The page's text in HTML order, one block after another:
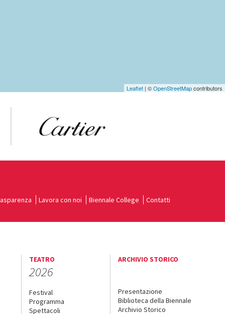
Leaflet | ©OpenStreetMapcontributors
Lavora con noi Biennale College Contatti
TEATRO
2026
Festival
Programma
Spettacoli
ARCHIVIO STORICO
Presentazione
Biblioteca della Biennale
Archivio Storico